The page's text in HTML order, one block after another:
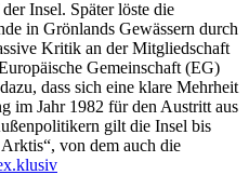
Insel. Später löste die
in Grönlands Gewässern durch
Kritik an der Mitgliedschaft
Gemeinschaft (EG)
dass sich eine klare Mehrheit
im Jahr 1982 für den Austritt aus
gilt die Insel bis
von dem auch die